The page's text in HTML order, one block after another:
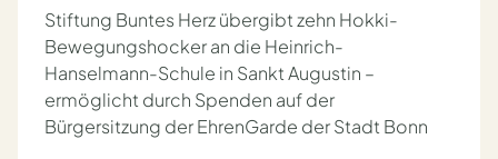
Stiftung Buntes Herz übergibt zehn Hokki-
Bewegungshocker an die Heinrich-
Hanselmann-Schule in Sankt Augustin –
ermöglicht durch Spenden auf der
Bürgersitzung der EhrenGarde der Stadt Bonn